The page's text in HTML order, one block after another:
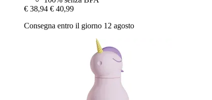
€ 38,94 € 40,99
Consegna entro il giorno 12 agosto